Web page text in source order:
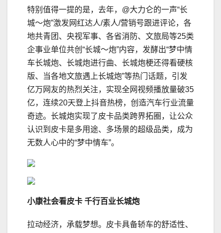
特别值得一提的是，去年，@大力仑的一声“长
城～炮”激发网红达人/素人/营销号跟进评论，各
地共青团、央视军事、各省消防、文旅局等25类
企事业单位共创“长城～炮”内容，发酵出“梦中情
车长城炮、长城炮进行曲、长城炮梗还得看硬核
版、当各地文旅遇上长城炮”等热门话题，引发
亿万网友的热烈关注，实现全网视频播放量破35
亿，连续20天登上抖音热榜，创造汽车行业流量
奇迹。长城炮实现了皮卡品类跨界拓圈，让公众
认识到皮卡是多用途、多场景的超级品类，成为
无数人心中的“梦中情车”。
小康社会看皮卡 千行百业长城炮
拉动经济，承载梦想。皮卡具备轿车的舒适性、